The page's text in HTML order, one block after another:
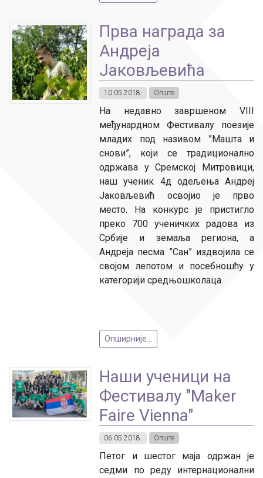
Прва награда за
Андреја
Јаковљевића
10.05.2018. Опште
На недавно завршеном VIII
међунардном Фестивалу поезије
младих под називом ”Машта и
снови”, који се традиционално
одржава у Сремској Митровици,
наш ученик 4д одељења Андреј
Јаковљевић освојио је прво
место. На конкурс је пристигло
преко 700 ученичких радова из
Србије и земаља региона, а
Андреја песма ”Сан” издвојила се
својом лепотом и посебношћу у
категорији средњошколаца.
Опширније...
Наши ученици на
Фестивалу "Maker
Faire Vienna"
06.05.2018. Опште
Петог и шестог маја одржан је
седми по реду интернационални